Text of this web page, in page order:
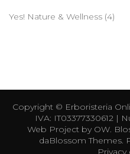
Yes! Nature & Wellness (4)
Copyright © Erboristeria
IVA: IT03377330612 |
Web Project by OW.
daBlossom Themes.